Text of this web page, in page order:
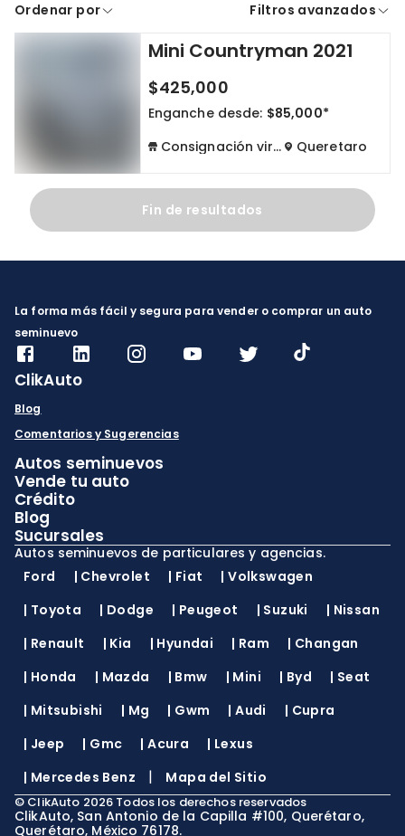
A crédito De contado
Cdmx y Edo Mex Querétaro
Negociar precio
Borrar todo
Ordenar por Filtros avanzados
Mini Countryman 2021
$425,000
Enganche desde: $85,000*
Consignación virtual
Queretaro
Fin de resultados
La forma más fácil y segura para vender o comprar un auto
seminuevo
ClikAuto
Blog
Comentarios y Sugerencias
Autos seminuevos
Vende tu auto
Crédito
Blog
Sucursales
Autos seminuevos de particulares y agencias.
Ford
| Chevrolet | Fiat |Volkswagen
| Toyota | Dodge | Peugeot | Suzuki | Nissan
| Renault | Kia | Hyundai | Ram | Changan
| Honda | Mazda | Bmw | Mini | Byd | Seat
| Mitsubishi | Mg | Gwm |Audi | Cupra
| Jeep | Gmc |Acura | Lexus
| Mercedes Benz | Mapa del Sitio
© ClikAuto 2026 Todos los derechos reservados
ClikAuto, San Antonio de la Capilla #100, Querétaro,
Querétaro, México 76178.